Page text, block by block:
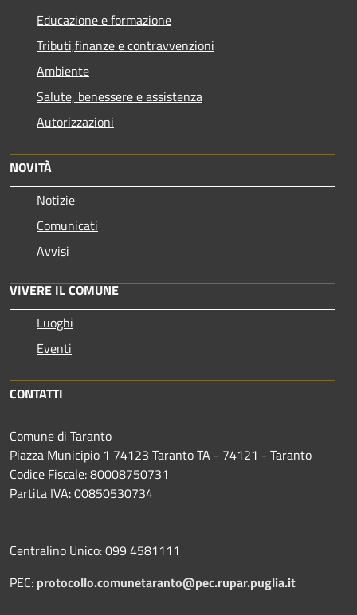
Educazione e formazione
Tributi,finanze e contravvenzioni
Ambiente
Salute, benessere e assistenza
Autorizzazioni
NOVITÀ
Notizie
Comunicati
Avvisi
VIVERE IL COMUNE
Luoghi
Eventi
CONTATTI
Comune di Taranto
Piazza Municipio 1 74123 Taranto TA - 74121 - Taranto
Codice Fiscale: 80008750731
Partita IVA: 00850530734
Centralino Unico: 099 4581111
PEC: protocollo.comunetaranto@pec.rupar.puglia.it